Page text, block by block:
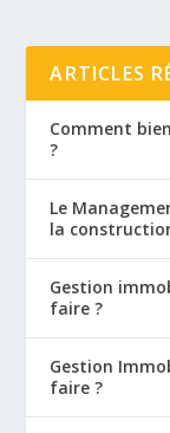
ARTICLES
Comment
?
Le
la
Gestion
faire ?
Gestion
faire ?